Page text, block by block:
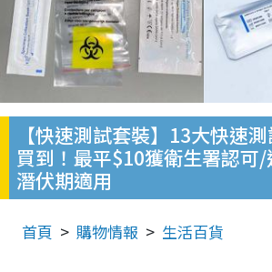
【快速測試套裝】13大快速
買到！最平$10獲衛生署認可
潛伏期適用
首頁 購物情報 生活百貨